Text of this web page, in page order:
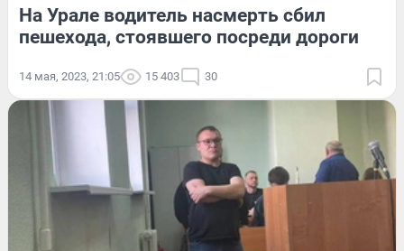
На Урале водитель насмерть сбил
пешехода, стоявшего посреди дороги
14 мая, 2023, 21:05 15 403 30